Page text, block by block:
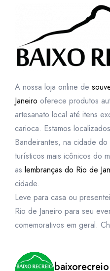
A nossa loja online de
Janeiro oferece produtos
artesanato local até itens
carioca. Estamos
Bandeirantes, na cidade
turísticos mais icônicos do
as lembranças do Rio de
cidade.
Leve para casa ou
Rio de Janeiro para seu
comemorativos em geral.
baixorecreio